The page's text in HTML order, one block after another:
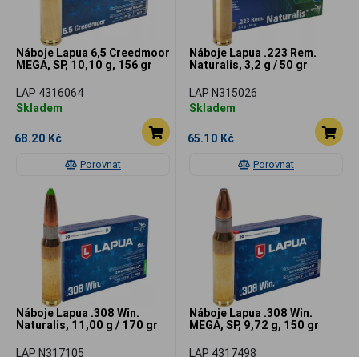
Porovnat
Náboje Lapua 6,5 Creedmoor
MEGA, SP, 10,10 g, 156 gr
LAP 4316064
Skladem
68.20 Kč
Porovnat
Náboje Lapua .223 Rem.
Naturalis, 3,2 g / 50 gr
LAP N315026
Skladem
65.10 Kč
Náboje Lapua .308 Win.
Naturalis, 11,00 g / 170 gr
LAP N317105
Náboje Lapua .308 Win.
MEGA, SP, 9,72 g, 150 gr
LAP 4317498